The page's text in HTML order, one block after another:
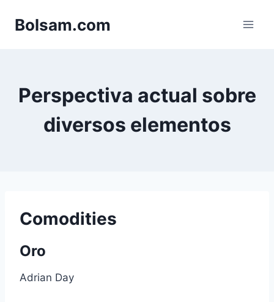
Bolsam.com
Perspectiva actual sobre
diversos elementos
Comodities
Oro
Adrian Day